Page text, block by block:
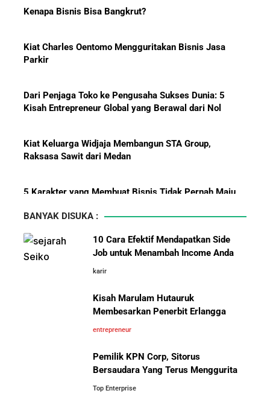
Bonus yang Diterima Para
Menjadi Revolusi Baru Energi
Nasional dan Menekan Impor
Penghalang Menuju Kesuksesan
Parkir
Kisah Entrepreneur Global yang Berawal dari Nol
Raksasa Sawit dari Medan
Wajib Dihindari Pengusaha
Bermula Dari Sebuah Klinik Kecil, Group Sismadi Kini
Makin Berkibar Di Bisnis Kesehatan
Diselesaikan oleh AI
Cara Menggunakan Canva di ChatGPT untuk
5 Pelajaran Hidup dari Pendiri Traveloka untuk Anak
Muda yang Ingin Sukses
BANYAK DISUKA :
10 Cara Efektif Mendapatkan Side
Job untuk Menambah Income Anda
karir
Kisah Marulam Hutauruk
Membesarkan Penerbit Erlangga
entrepreneur
Pemilik KPN Corp, Sitorus
Bersaudara Yang Terus Menggurita
Top Enterprise